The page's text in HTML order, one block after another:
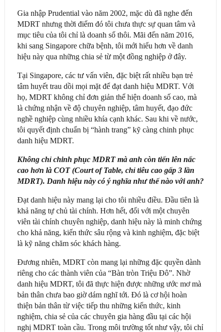
Gia nhập Prudential vào năm 2002, mặc dù đã nghe đến
MDRT nhưng thời điểm đó tôi chưa thực sự quan tâm và
mục tiêu của tôi chỉ là doanh số thôi. Mãi đến năm 2016,
khi sang Singapore chữa bệnh, tôi mới hiểu hơn về danh
hiệu này qua những chia sẻ từ một đồng nghiệp ở đây.
Tại Singapore, các tư vấn viên, đặc biệt rất nhiều bạn trẻ
tâm huyết trau dồi mọi mặt để đạt danh hiệu MDRT. Với
họ, MDRT không chỉ đơn giản thể hiện doanh số cao, mà
là chứng nhận về độ chuyên nghiệp, tâm huyết, đạo đức
nghề nghiệp cùng nhiều khía cạnh khác. Sau khi về nước,
tôi quyết định chuẩn bị “hành trang” kỹ càng chinh phục
danh hiệu MDRT.
Không chỉ chinh phục MDRT mà anh còn tiến lên nấc
cao hơn là COT (Court of Table, chỉ tiêu cao gấp 3 lần
MDRT). Danh hiệu này có ý nghĩa như thế nào với anh?
Đạt danh hiệu này mang lại cho tôi nhiều điều. Đầu tiên là
khả năng tự chủ tài chính. Hơn hết, đối với một chuyên
viên tài chính chuyên nghiệp, danh hiệu này là minh chứng
cho khả năng, kiến thức sâu rộng và kinh nghiệm, đặc biệt
là kỹ năng chăm sóc khách hàng.
Đương nhiên, MDRT còn mang lại những đặc quyền dành
riêng cho các thành viên của “Bàn tròn Triệu Đô”. Nhờ
danh hiệu MDRT, tôi đã thực hiện được những ước mơ mà
bản thân chưa bao giờ dám nghĩ tới. Đó là cơ hội hoàn
thiện bản thân từ việc tiếp thu những kiến thức, kinh
nghiệm, chia sẻ của các chuyên gia hàng đầu tại các hội
nghị MDRT toàn cầu. Trong môi trường tốt như vậy, tôi chỉ